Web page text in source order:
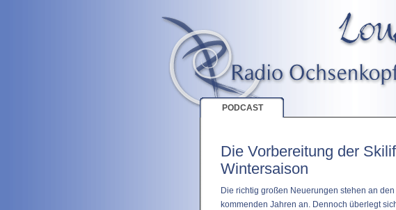
PODCAST
Die Vorbereitung der
Wintersaison
Die richtig großen Neuerungen stehen an
kommenden Jahren an. Dennoch überlegt